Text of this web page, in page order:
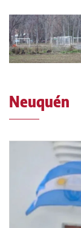
Neuquén